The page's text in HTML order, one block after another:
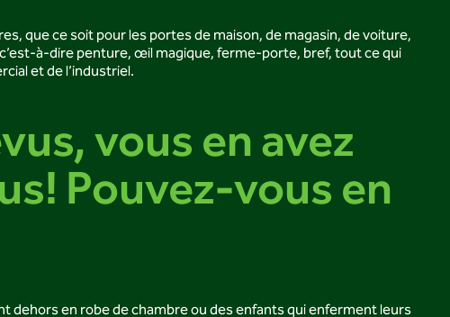
que ce soit pour les portes de maison, de magasin, de voiture,
à-dire penture, œil magique, ferme-porte, bref, tout ce qui
et de l’industriel.
vous en avez
Pouvez-vous en
dehors en robe de chambre ou des enfants qui enferment leurs